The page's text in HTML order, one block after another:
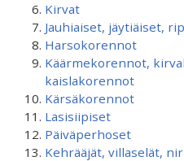
Kirvat
Jauhiaiset, jäytiäiset,
Harsokorennot
Käärmekorennot,
kaislakorennot
Kärsäkorennot
Lasisiipiset
Päiväperhoset
Kehrääjät, villaselät,